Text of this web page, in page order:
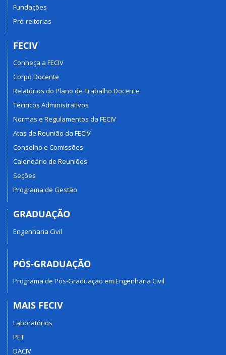
Fundações
Pró-reitorias
FECIV
Conheça a FECIV
Corpo Docente
Relatórios do Plano de Trabalho Docente
Técnicos Administrativos
Normas e Regulamentos da FECIV
Atas de Reunião da FECIV
Conselho e Comissões
Calendário de Reuniões
Seções
Programa de Gestão
GRADUAÇÃO
Engenharia Civil
PÓS-GRADUAÇÃO
Programa de Pós-Graduação em Engenharia Civil
MAIS FECIV
Laboratórios
PET
DACIV